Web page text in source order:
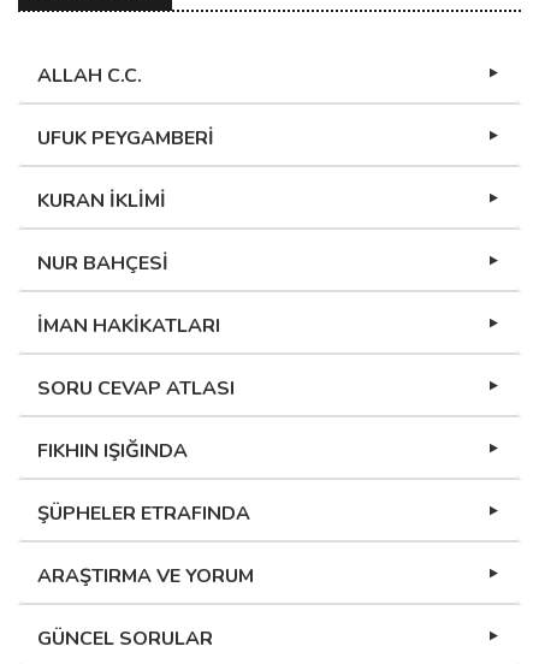
ALLAH C.C.
UFUK PEYGAMBERİ
KURAN İKLİMİ
NUR BAHÇESİ
İMAN HAKİKATLARI
SORU CEVAP ATLASI
FIKHIN IŞIĞINDA
ŞÜPHELER ETRAFINDA
ARAŞTIRMA VE YORUM
GÜNCEL SORULAR